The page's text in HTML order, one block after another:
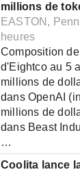
millions de
EASTON,
heures
Composition
d'Eightco au 5
millions de
dans OpenAI
millions de
dans Beast
…
Coolita lance